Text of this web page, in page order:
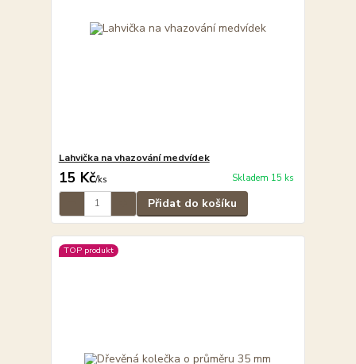
Lahvička na vhazování medvídek
15 Kč/ks Skladem 15 ks
Přidat do košíku
TOP produkt